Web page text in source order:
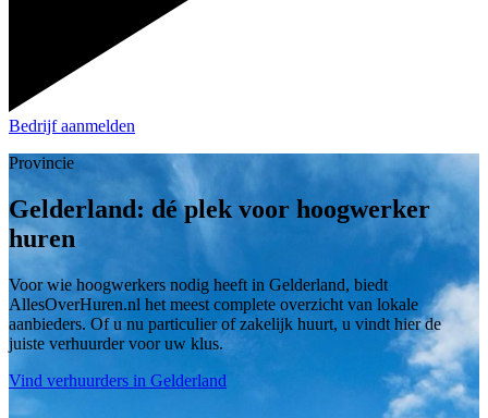
Bedrijf aanmelden
Provincie
Gelderland: dé plek voor hoogwerker
huren
Voor wie hoogwerkers nodig heeft in Gelderland, biedt
AllesOverHuren.nl het meest complete overzicht van lokale
aanbieders. Of u nu particulier of zakelijk huurt, u vindt hier de
juiste verhuurder voor uw klus.
Vind verhuurders in Gelderland